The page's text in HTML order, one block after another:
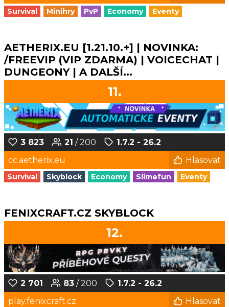
Survival Minihry PvP Economy Eventy
AETHERIX.EU [1.21.10.+] | NOVINKA:
/FREEVIP (VIP ZDARMA) | VOICECHAT |
DUNGEONY | A DALŠÍ...
11.
3 823 21 / 200
1.7.2 - 26.2
cc.aetherix.eu
Hlasovat
Survival Skyblock Economy Slimefun Eventy
FENIXCRAFT.CZ SKYBLOCK
12.
2 701 83 / 200
1.7.2 - 26.2
play.fenixcraft.cz
Hlasovat